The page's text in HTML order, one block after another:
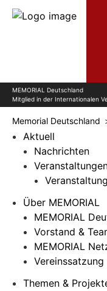
MEMORIAL Deutschland
Mitglied in der Internationalen
Memorial Deutschland
Aktuell
Nachrichten
Über MEMORIAL
MEMORIAL
Vorstand &
MEMORIAL
Vereinssatzung
Themen &